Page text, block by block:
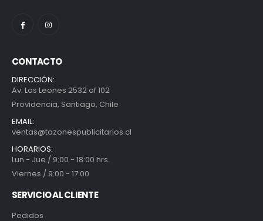
CONTACTO
DIRECCIÓN:
Av. Los Leones 2532 of 102
Providencia, Santiago, Chile
EMAIL:
ventas@tazonespublicitarios.cl
HORARIOS:
Lun - Jue / 9:00 - 18:00 hrs.
Viernes / 9:00 - 17:00
SERVICIO AL CLIENTE
Pedidos